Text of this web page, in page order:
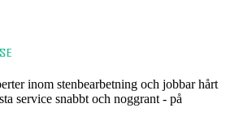
inom stenbearbetning och jobbar hårt
service snabbt och noggrant - på